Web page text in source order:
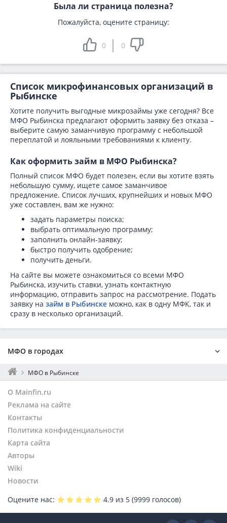
Была ли страница полезна?
Пожалуйста, оцените страницу:
0 0
Список микрофинансовых организаций в
Рыбинске
Хотите получить выгодные микрозаймы уже сегодня? Все
МФО Рыбинска предлагают оформить заявку без отказа –
выберите самую заманчивую программу с небольшой
переплатой и лояльными требованиями к клиенту.
Как оформить займ в МФО Рыбинска?
Полный список МФО будет полезен, если вы хотите взять
небольшую сумму, ищете самое заманчивое
предложение. Список лучших, крупнейших и новых МФО
уже составлен, вам же нужно:
задать параметры поиска;
выбрать оптимальную программу;
заполнить онлайн-заявку;
быстро получить одобрение;
получить деньги.
На сайте вы можете ознакомиться со всеми МФО
Рыбинска, изучить ставки, узнать контактную
информацию, отправить запрос на рассмотрение. Подать
заявку на займ в Рыбинске можно, как в одну МФК, так и
сразу в несколько организаций.
МФО в городах
Москва
Санкт-Петербург
Екатеринбург
Нижний Новгород
Новосибирск
Воронеж
Пермь
Уфа
Казань
Омск
Пречистое
Краснодар
МФО в Рыбинске
О Mainfin.ru
Реклама на сайте
Контакты
Политика конфиденциальности
Карта сайта
Авторы
Wiki
Новости
Оцените нас:
4.9 из 5 (9999 голосов)